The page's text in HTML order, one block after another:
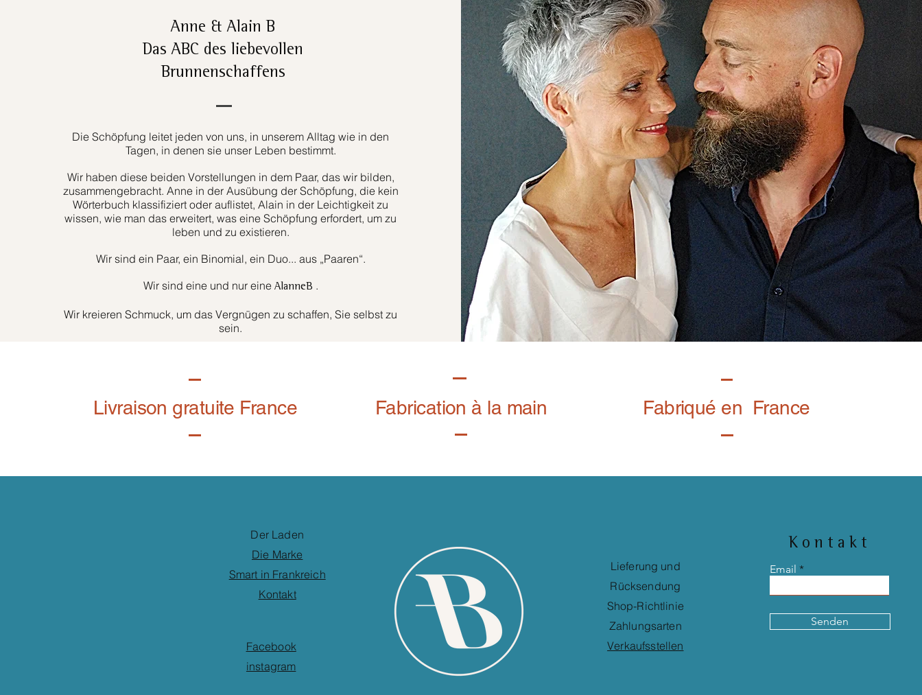
Anne & Alain B
Das ABC des liebevollen
Brunnenschaffens
Die Schöpfung leitet jeden von uns, in unserem Alltag wie in den
Tagen, in denen sie unser Leben bestimmt.
Wir haben diese beiden Vorstellungen in dem Paar, das wir bilden,
zusammengebracht. Anne in der Ausübung der Schöpfung, die kein
Wörterbuch klassifiziert oder auflistet, Alain in der Leichtigkeit zu
wissen, wie man das erweitert, was eine Schöpfung erfordert, um zu
leben und zu existieren.
Wir sind ein Paar, ein Binomial, ein Duo... aus „Paaren“.
Wir sind eine und nur eine AlanneB .
Wir kreieren Schmuck, um das Vergnügen zu schaffen, Sie selbst zu
sein.
Livraison gratuite France Fabrication à la main Fabriqué en France
Der Laden
Die Marke
Smart in Frankreich
Kontakt
Facebook
instagram
Lieferung und
Rücksendung
Shop-Richtlinie
Zahlungsarten
Verkaufsstellen
Kontakt
Email
Senden